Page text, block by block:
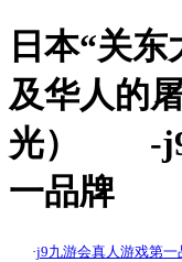
日本“关
及华人的
光） -j9
一品牌
·j9九游会真人游戏第一